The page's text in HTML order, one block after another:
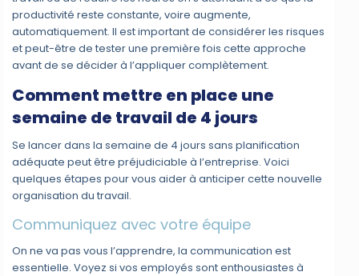
productivité reste constante, voire augmente,
automatiquement. Il est important de considérer les risques
et peut-être de tester une première fois cette approche
avant de se décider à l’appliquer complètement.
Comment mettre en place une
semaine de travail de 4 jours
Se lancer dans la semaine de 4 jours sans planification
adéquate peut être préjudiciable à l’entreprise. Voici
quelques étapes pour vous aider à anticiper cette nouvelle
organisation du travail.
Communiquez avec votre équipe
On ne va pas vous l’apprendre, la communication est
essentielle. Voyez si vos employés sont enthousiastes à